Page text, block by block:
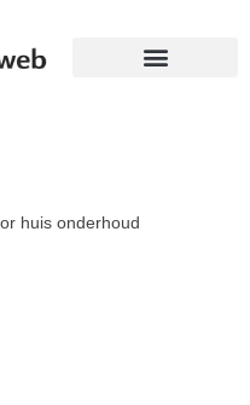
huis onderhoud